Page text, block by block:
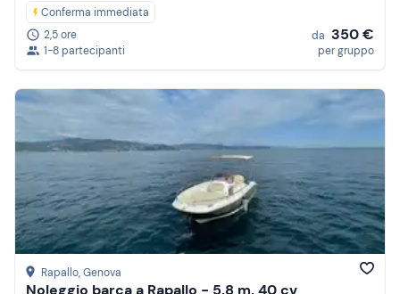
Conferma immediata
2,5 ore
1-8 partecipanti
da 350 €
per gruppo
Rapallo, Genova